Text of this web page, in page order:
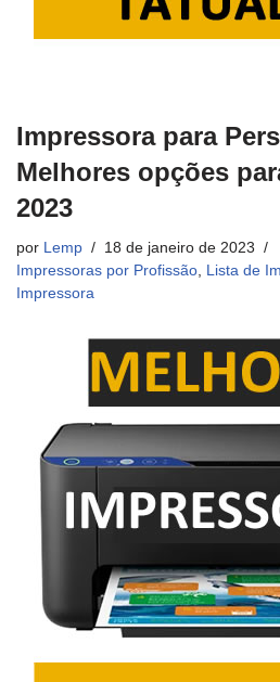
Impressora para
Melhores opções
2023
por Lemp
18 de janeiro de 2023
Impressoras por Profissão, Lista de
Impressora